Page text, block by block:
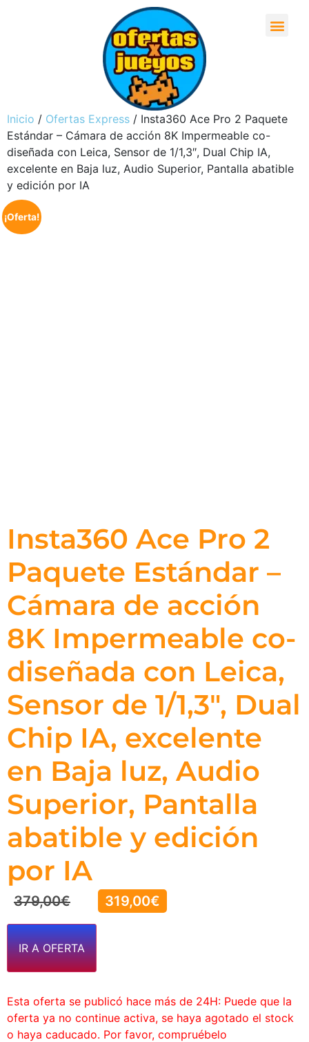
Inicio / Ofertas Express / Insta360 Ace Pro 2 Paquete
Estándar – Cámara de acción 8K Impermeable co-
diseñada con Leica, Sensor de 1/1,3″, Dual Chip IA,
excelente en Baja luz, Audio Superior, Pantalla abatible
y edición por IA
¡Oferta!
Insta360 Ace Pro 2
Paquete Estándar –
Cámara de acción
8K Impermeable co-
diseñada con Leica,
Sensor de 1/1,3″, Dual
Chip IA, excelente
en Baja luz, Audio
Superior, Pantalla
abatible y edición
por IA
379,00€ 319,00€
IR A OFERTA
Esta oferta se publicó hace más de 24H: Puede que la
oferta ya no continue activa, se haya agotado el stock
o haya caducado. Por favor, compruébelo